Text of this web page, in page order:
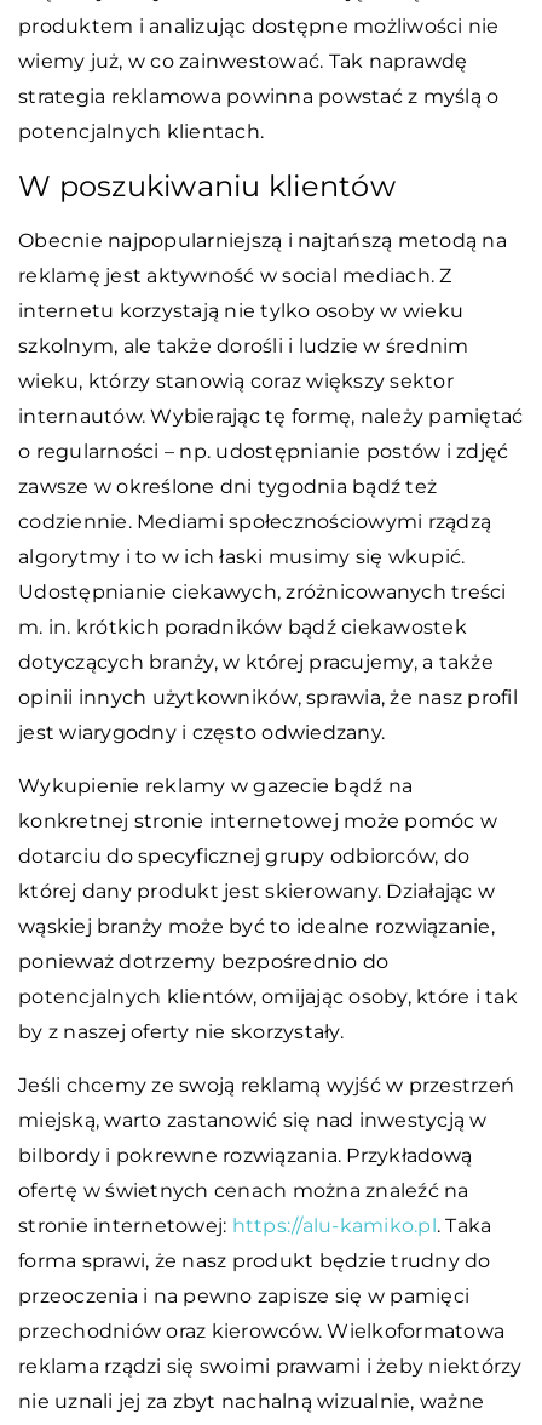
produktem i analizując dostępne możliwości nie
wiemy już, w co zainwestować. Tak naprawdę
strategia reklamowa powinna powstać z myślą o
potencjalnych klientach.
W poszukiwaniu klientów
Obecnie najpopularniejszą i najtańszą metodą na
reklamę jest aktywność w social mediach. Z
internetu korzystają nie tylko osoby w wieku
szkolnym, ale także dorośli i ludzie w średnim
wieku, którzy stanowią coraz większy sektor
internautów. Wybierając tę formę, należy pamiętać
o regularności – np. udostępnianie postów i zdjęć
zawsze w określone dni tygodnia bądź też
codziennie. Mediami społecznościowymi rządzą
algorytmy i to w ich łaski musimy się wkupić.
Udostępnianie ciekawych, zróżnicowanych treści
m. in. krótkich poradników bądź ciekawostek
dotyczących branży, w której pracujemy, a także
opinii innych użytkowników, sprawia, że nasz profil
jest wiarygodny i często odwiedzany.
Wykupienie reklamy w gazecie bądź na
konkretnej stronie internetowej może pomóc w
dotarciu do specyficznej grupy odbiorców, do
której dany produkt jest skierowany. Działając w
wąskiej branży może być to idealne rozwiązanie,
ponieważ dotrzemy bezpośrednio do
potencjalnych klientów, omijając osoby, które i tak
by z naszej oferty nie skorzystały.
Jeśli chcemy ze swoją reklamą wyjść w przestrzeń
miejską, warto zastanowić się nad inwestycją w
bilbordy i pokrewne rozwiązania. Przykładową
ofertę w świetnych cenach można znaleźć na
stronie internetowej: https://alu-kamiko.pl. Taka
forma sprawi, że nasz produkt będzie trudny do
przeoczenia i na pewno zapisze się w pamięci
przechodniów oraz kierowców. Wielkoformatowa
reklama rządzi się swoimi prawami i żeby niektórzy
nie uznali jej za zbyt nachalną wizualnie, ważne